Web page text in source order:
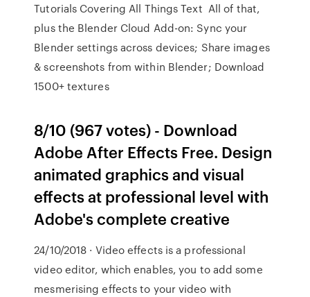
Tutorials Covering All Things Text All of that,
plus the Blender Cloud Add-on: Sync your
Blender settings across devices; Share images
& screenshots from within Blender; Download
1500+ textures
8/10 (967 votes) - Download
Adobe After Effects Free. Design
animated graphics and visual
effects at professional level with
Adobe's complete creative
24/10/2018 · Video effects is a professional
video editor, which enables, you to add some
mesmerising effects to your video with